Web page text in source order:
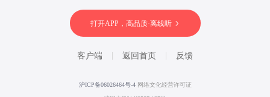
打开APP，高品质·离线听
客户端 返回首页 反馈
沪ICP备06026464号-4 网络文化经营许可证